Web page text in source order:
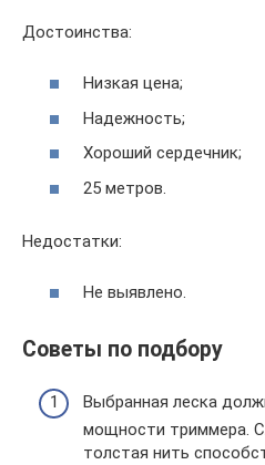
Достоинства:
Низкая цена;
Надежность;
Хороший сердечник;
25 метров.
Недостатки:
Не выявлено.
Советы по подбору
Выбранная леска
мощности триммера.
толстая нить